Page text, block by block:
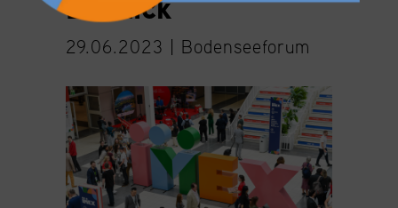
29.06.2023 | Bodenseeforum